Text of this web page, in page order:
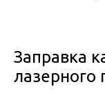
Заправка
лазерного